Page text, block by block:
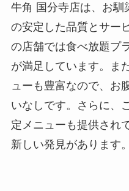
牛角 国分寺店は、お馴
の安定した品質とサー
の店舗では食べ放題プ
が満足しています。ま
ューも豊富なので、お
いなしです。さらに、
定メニューも提供され
新しい発見があります。